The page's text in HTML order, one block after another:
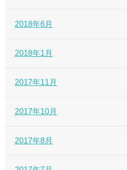
2018年6月
2018年1月
2017年11月
2017年10月
2017年8月